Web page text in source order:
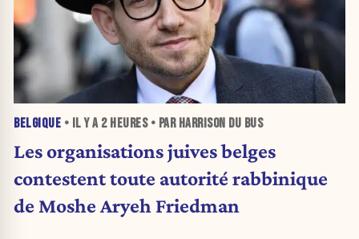
BELGIQUE • IL Y A 2 HEURES• PAR HARRISON DU BUS
Les organisations juives belges
contestent toute autorité rabbinique
de Moshe Aryeh Friedman